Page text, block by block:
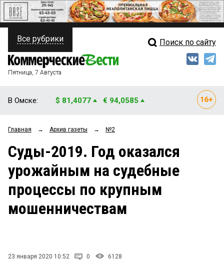
ПОЛИТИКА
ФИНАНСЫ
ОБЩЕСТВО
ЗАКОН
НОВОСТИ КОМПАНИЙ
Свежий выпуск
Рейтинги
Блоги
Архив
Все рубрики Поиск по сайту
Пятница, 7 Августа
В Омске: $ 81,4077 € 94,0585
Главная → Архив газеты → №2
Суды-2019. Год оказался
урожайным на судебные
процессы по крупным
мошенничествам
23 января 2020 10:52 0 6128